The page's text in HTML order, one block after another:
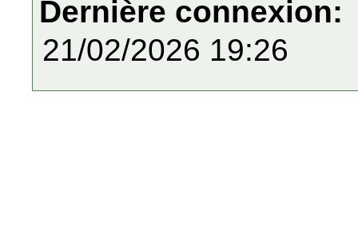
Dernière connexion:
21/02/2026 19:26